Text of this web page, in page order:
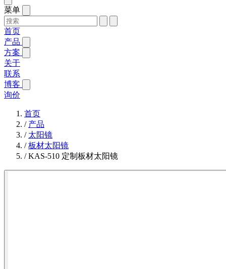
菜单
首页
产品
方案
关于
联系
博客
询价
首页
/ 产品
/ 太阳镜
/板材太阳镜
/KAS-510 定制板材太阳镜